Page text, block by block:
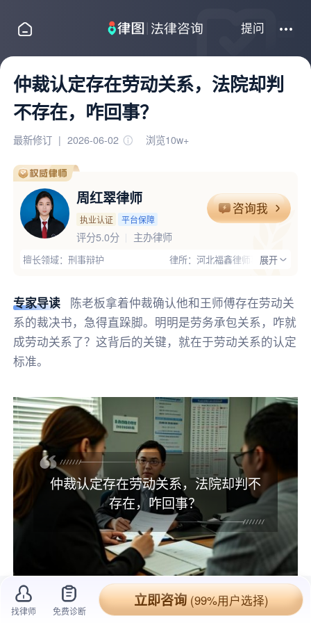
提问
仲裁认定存在劳动关系，法院却判
不存在，咋回事？
最新修订 | 2026-06-02 浏览10w+
周红翠律师
执业认证 平台保障
咨询我
评分5.0分 主办律师
擅长领域：刑事辩护
律所：河北福鑫律师事务所
展开
专家导读
陈老板拿着仲裁确认他和王师傅存在劳动关
系的裁决书，急得直跺脚。明明是劳务承包关系，咋就
成劳动关系了？这背后的关键，就在于劳动关系的认定
标准。
仲裁认定存在劳动关系，法院却判不
存在，咋回事？
陈老板经营着一家劳务经营部，承包了农产
找律师 免费诊断
立即咨询(99%用户选择)